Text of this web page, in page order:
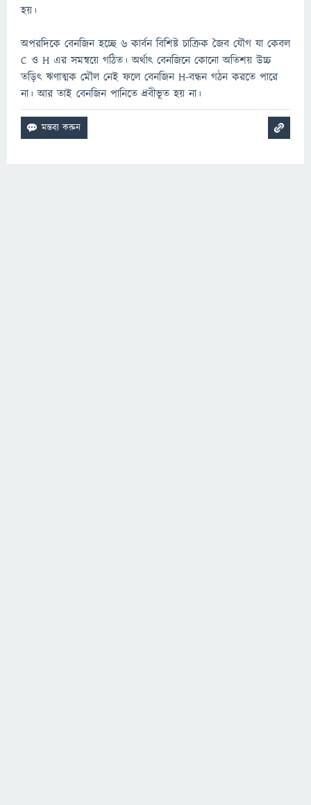
হয়।
অপরদিকে বেনজিন হচ্ছে ৬ কার্বন বিশিষ্ট চাক্রিক জৈব যৌগ যা কেবল
C ও H এর সমন্বয়ে গঠিত। অর্থাৎ বেনজিনে কোনো অতিশয় উচ্চ
তড়িৎ ঋণাত্মক মৌল নেই ফলে বেনজিন H-বন্ধন গঠন করতে পারে
না। আর তাই বেনজিন পানিতে দ্রবীভূত হয় না।